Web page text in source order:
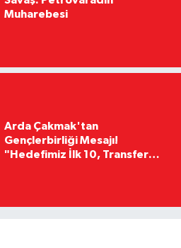
Muharebesi
Arda Çakmak'tan
Gençlerbirliği Mesajı!
"Hedefimiz İlk 10, Transfer